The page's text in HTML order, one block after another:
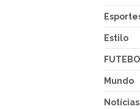
Estilo
Mundo
Notícias